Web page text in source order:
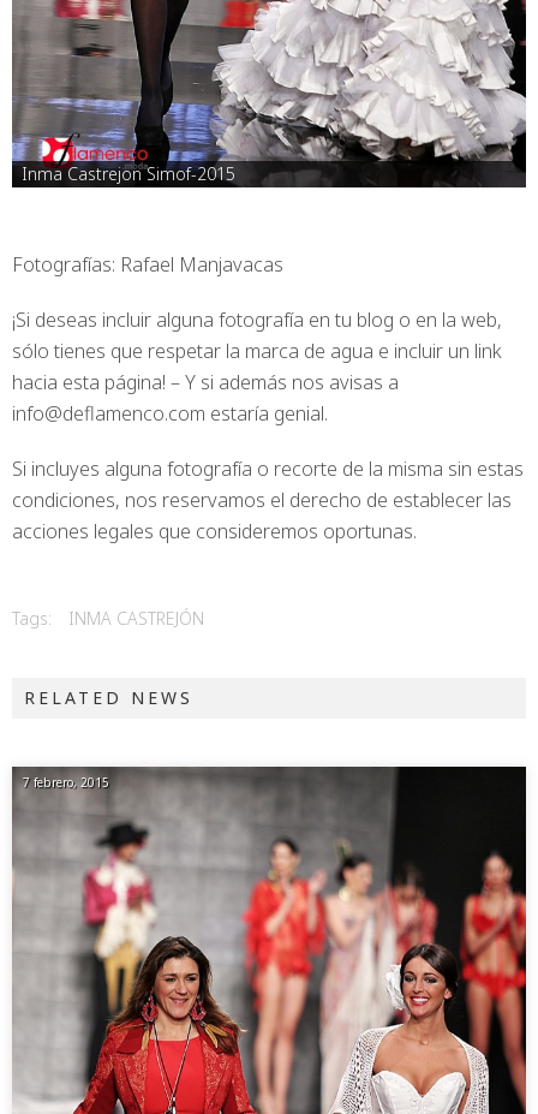
Inma Castrejon Simof-2015
Fotografías: Rafael Manjavacas
¡Si deseas incluir alguna fotografía en tu blog o en la web,
sólo tienes que respetar la marca de agua e incluir un link
hacia esta página! – Y si además nos avisas a
info@deflamenco.com estaría genial.
Si incluyes alguna fotografía o recorte de la misma sin estas
condiciones, nos reservamos el derecho de establecer las
acciones legales que consideremos oportunas.
Tags: INMA CASTREJÓN
RELATED NEWS
7 febrero, 2015